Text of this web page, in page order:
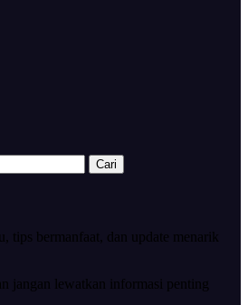
tips bermanfaat, dan update menarik
jangan lewatkan informasi penting